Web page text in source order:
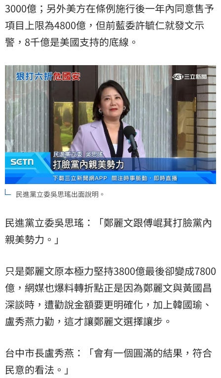
3000億；另外美方在條例施行後一年內同意售予
項目上限為4800億，但前藍委許毓仁就發文示
警，8千億是美國支持的底線。
民進黨立委吳思瑤出面說明。
民進黨立委吳思瑤：「鄭麗文跟傅崐萁打臉黨內
親美勢力。」
只是鄭麗文原本極力堅持3800億最後卻變成7800
億，網媒也爆料轉折點正是因為鄭麗文與黃國昌
深談時，遭勸說金額要更明確化，加上韓國瑜、
盧秀燕力勸，這才讓鄭麗文選擇讓步。
台中市長盧秀燕：「會有一個圓滿的結果，符合
民意的看法。」